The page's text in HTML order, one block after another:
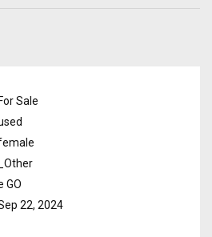
For Sale
_Other
GO
22, 2024